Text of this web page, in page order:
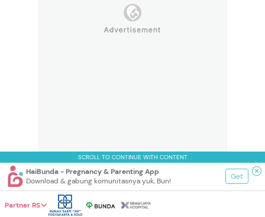
SCROLL TO CONTINUE WITH CONTENT
HaiBunda - Pregnancy & Parenting App
Download & gabung komunitasnya yuk, Bun!
Get
Partner RS